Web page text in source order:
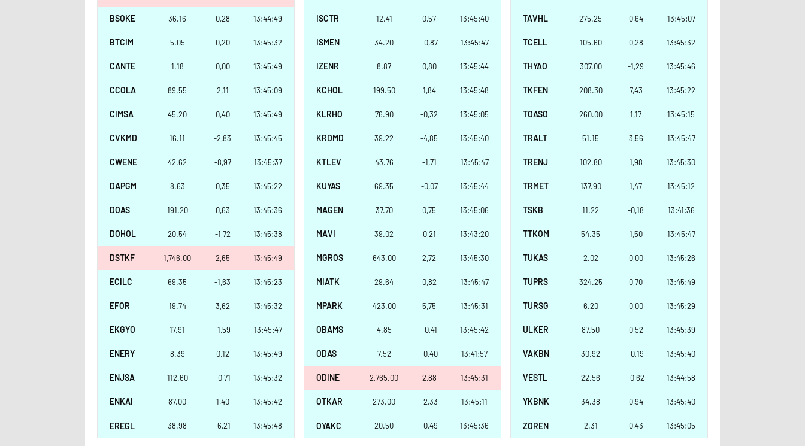
BSOKE 36.16 0,28 13:44:49
BTCIM 5.05 0,20 13:45:32
CANTE 1.18 0,00 13:45:49
CCOLA 89.55 2,11 13:45:09
CIMSA 45.20 0,40 13:45:49
CVKMD 16.11 -2,83 13:45:45
CWENE 42.62 -8,97 13:45:37
DAPGM 8.63 0,35 13:45:22
DOAS 191.20 0,63 13:45:36
DOHOL 20.54 -1,72 13:45:38
DSTKF 1,746.00 2,65 13:45:49
ECILC 69.35 -1,63 13:45:23
EFOR 19.74 3,62 13:45:32
EKGYO 17.91 -1,59 13:45:47
ENERY 8.39 0,12 13:45:49
ENJSA 112.60 -0,71 13:45:32
ENKAI 87.00 1,40 13:45:42
EREGL 38.98 -6,21 13:45:48
ISCTR 12.41 0,57 13:45:40
ISMEN 34.20 -0,87 13:45:47
IZENR 8.87 0,80 13:45:44
KCHOL 199.50 1,84 13:45:48
KLRHO 76.90 -0,32 13:45:05
KRDMD 39.22 -4,85 13:45:40
KTLEV 43.76 -1,71 13:45:47
KUYAS 69.35 -0,07 13:45:44
MAGEN 37.70 0,75 13:45:06
MAVI 39.02 0,21 13:43:20
MGROS 643.00 2,72 13:45:30
MIATK 29.64 0,82 13:45:47
MPARK 423.00 5,75 13:45:31
OBAMS 4.85 -0,41 13:45:42
ODAS 7.52 -0,40 13:41:57
ODINE 2,765.00 2,88 13:45:31
OTKAR 273.00 -2,33 13:45:11
OYAKC 20.50 -0,49 13:45:36
TAVHL 275.25 0,64 13:45:07
TCELL 105.60 0,28 13:45:32
THYAO 307.00 -1,29 13:45:46
TKFEN 208.30 7,43 13:45:22
TOASO 260.00 1,17 13:45:15
TRALT 51.15 3,56 13:45:47
TRENJ 102.80 1,98 13:45:30
TRMET 137.90 1,47 13:45:12
TSKB 11.22 -0,18 13:41:36
TTKOM 54.35 1,50 13:45:47
TUKAS 2.02 0,00 13:45:26
TUPRS 324.25 0,70 13:45:49
TURSG 6.20 0,00 13:45:29
ULKER 87.50 0,52 13:45:39
VAKBN 30.92 -0,19 13:45:40
VESTL 22.56 -0,62 13:44:58
YKBNK 34.38 0,94 13:45:40
ZOREN 2.31 0,43 13:45:05